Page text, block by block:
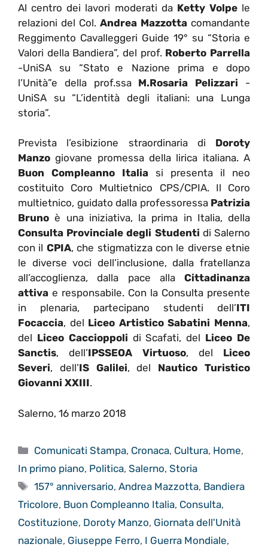
Al centro dei lavori moderati da Ketty Volpele
relazioni del Col. Andrea Mazzotta comandante
Reggimento Cavalleggeri Guide 19° su “Storia e
Valori della Bandiera”, del prof. Roberto Parrella
-UniSA su “Stato e Nazione prima e dopo
l’Unità”e della prof.ssa M.Rosaria Pelizzari -
UniSA su “L’identità degli italiani: una Lunga
storia”.
Prevista l’esibizione straordinaria di Doroty
Manzo giovane promessa della lirica italiana. A
Buon Compleanno Italia si presenta il neo
costituito Coro Multietnico CPS/CPIA. Il Coro
multietnico, guidato dalla professoressa Patrizia
Bruno è una iniziativa, la prima in Italia, della
Consulta Provinciale degli Studenti di Salerno
con il CPIA, che stigmatizza con le diverse etnie
le diverse voci dell’inclusione, dalla fratellanza
all’accoglienza, dalla pace alla Cittadinanza
attiva e responsabile. Con la Consulta presente
in plenaria, partecipano studenti dell’ITI
Focaccia, del Liceo Artistico Sabatini Menna,
del Liceo Caccioppoli di Scafati, del Liceo De
Sanctis, dell’IPSSEOA Virtuoso, del Liceo
Severi, dell’IS Galilei, del Nautico Turistico
Giovanni XXIII.
Salerno, 16 marzo 2018
Categorie
Comunicati Stampa, Cronaca, Cultura, Home,
In primo piano, Politica, Salerno, Storia
Tag
157° anniversario,Andrea Mazzotta, Bandiera
Tricolore, Buon Compleanno Italia, Consulta,
Costituzione, Doroty Manzo, Giornata dell'Unità
nazionale, Giuseppe Ferro, I Guerra Mondiale,